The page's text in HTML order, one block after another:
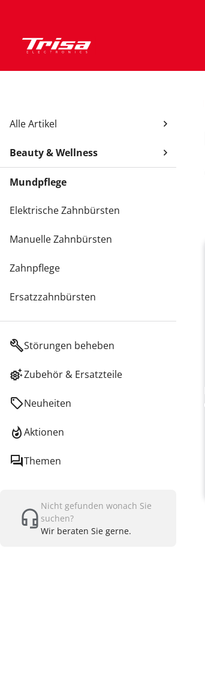
Alle Artikel
Beauty & Wellness
Mundpflege
Elektrische Zahnbürsten
Manuelle Zahnbürsten
Zahnpflege
Ersatzzahnbürsten
Störungen beheben
Zubehör & Ersatzteile
Neuheiten
Aktionen
Themen
Nicht gefunden wonach Sie
suchen?
Wir beraten Sie gerne.